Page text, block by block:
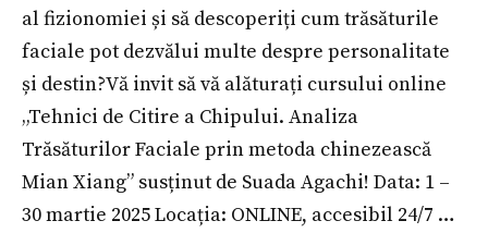
al fizionomiei și să descoperiți cum trăsăturile
faciale pot dezvălui multe despre personalitate
și destin?Vă invit să vă alăturați cursului online
„Tehnici de Citire a Chipului. Analiza
Trăsăturilor Faciale prin metoda chinezească
Mian Xiang” susținut de Suada Agachi! Data: 1 –
30 martie 2025 Locația: ONLINE, accesibil 24/7 …